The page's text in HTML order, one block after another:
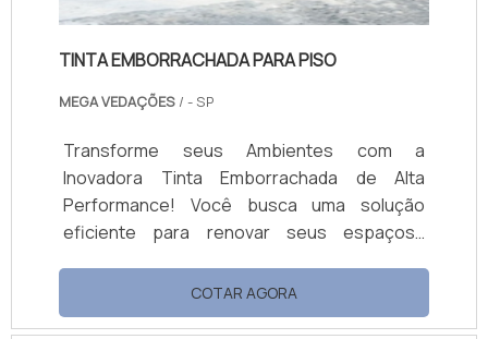
TINTA EMBORRACHADA PARA PISO
MEGA VEDAÇÕES / - SP
Transforme seus Ambientes com a
Inovadora Tinta Emborrachada de Alta
Performance! Você busca uma solução
eficiente para renovar seus espaços?
revolução em durabilidade e estética para
seus projetos de pintura! 1. Resistência
COTAR AGORA